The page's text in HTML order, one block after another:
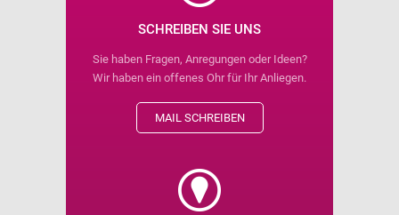
SCHREIBEN SIE UNS
Sie haben Fragen, Anregungen oder Ideen?
Wir haben ein offenes Ohr für Ihr Anliegen.
MAIL SCHREIBEN